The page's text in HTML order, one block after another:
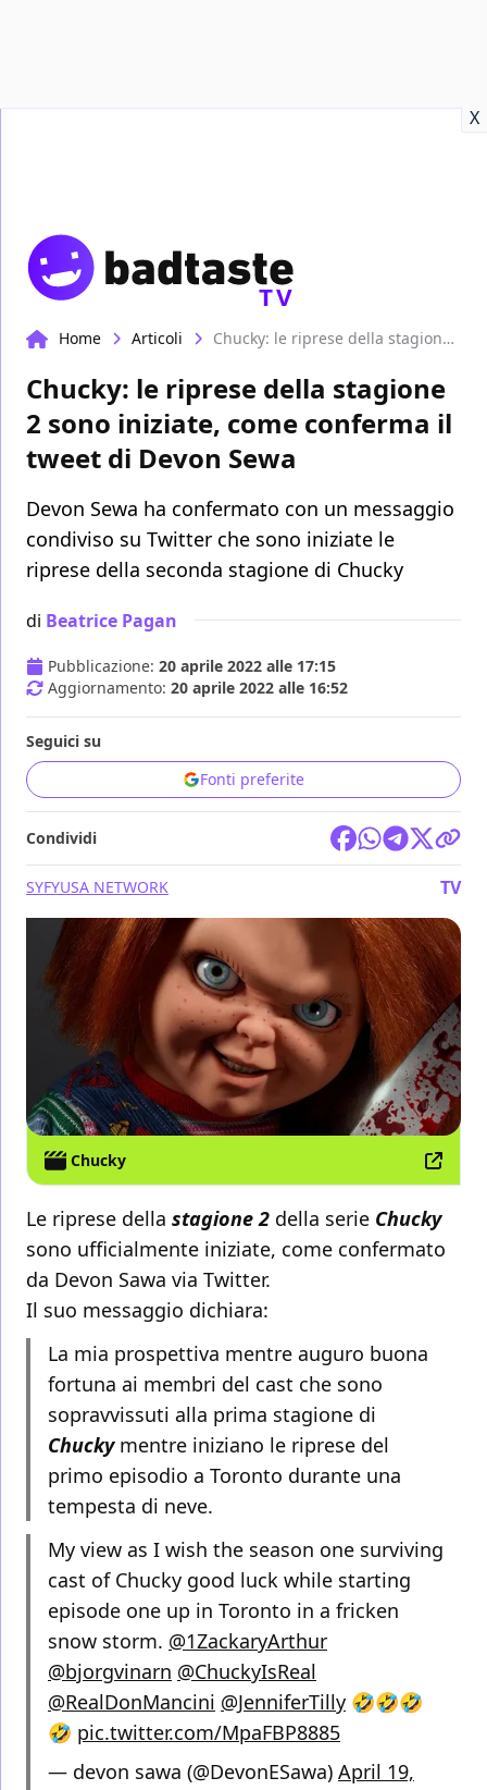
X
TV
Home Articoli Chucky: le riprese della stagione 2 sono iniziate, come conferma il tweet di Devon Sewa
Chucky: le riprese della stagione
2 sono iniziate, come conferma il
tweet di Devon Sewa
Devon Sewa ha confermato con un messaggio
condiviso su Twitter che sono iniziate le
riprese della seconda stagione di Chucky
di Beatrice Pagan
Pubblicazione: 20 aprile 2022 alle 17:15
Aggiornamento: 20 aprile 2022 alle 16:52
Seguici su
Fonti preferite
Condividi
SYFYUSA NETWORK TV
Chucky
Le riprese della stagione 2 della serie Chucky
sono ufficialmente iniziate, come confermato
da Devon Sawa via Twitter.
Il suo messaggio dichiara:
La mia prospettiva mentre auguro buona
fortuna ai membri del cast che sono
sopravvissuti alla prima stagione di
Chuckymentre iniziano le riprese del
primo episodio a Toronto durante una
tempesta di neve.
My view as I wish the season one surviving
cast of Chucky good luck while starting
episode one up in Toronto in a fricken
snow storm. @1ZackaryArthur
@bjorgvinarn @ChuckyIsReal
@RealDonMancini @JenniferTilly 🤣🤣🤣
🤣 pic.twitter.com/MpaFBP8885
— devon sawa (@DevonESawa) April 19,